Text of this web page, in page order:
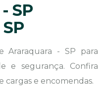
SP
Araraquara - SP para
e segurança. Confira
cargas e encomendas.